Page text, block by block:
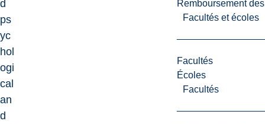
Remboursement
Facultés et écoles
Facultés
Écoles
Facultés
d
ps
yc
hol
ogi
cal
an
d